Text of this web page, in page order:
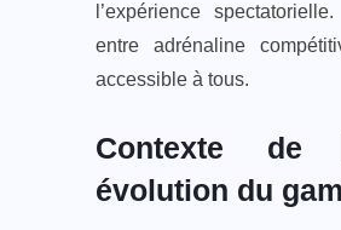
l’expérience
entre adrénaline
accessible à tous.
Contexte de
évolution du